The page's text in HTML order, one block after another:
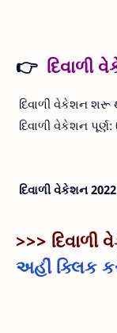
👉 દિવાળી
દિવાળી વેકેશન શરૂ
દિવાળી વેકેશન
દિવાળી વેકેશન
>>> દિવાળી
અહીં ક્લિક